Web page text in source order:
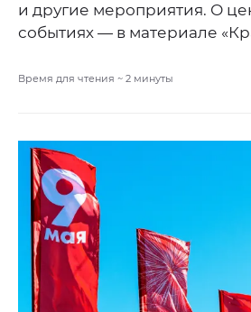
и другие мероприятия. О
событиях — в материале
Время для чтения ~ 2 минуты